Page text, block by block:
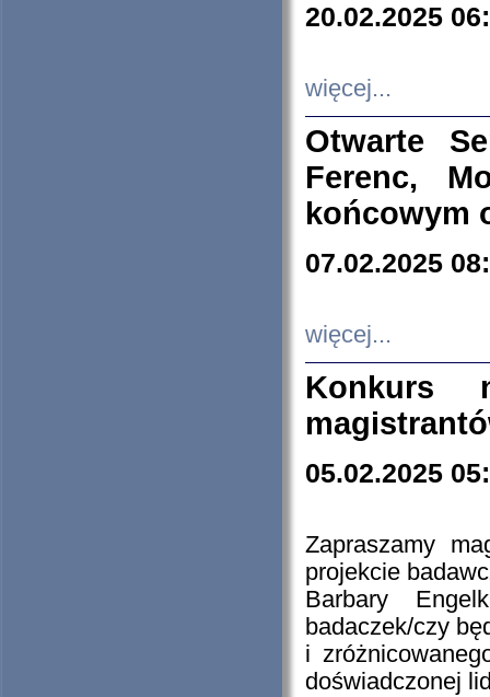
20.02.2025
więcej...
Otwarte
Ferenc,
końcowym
07.02.2025
więcej...
Konkurs
05.02.2025
Zapraszamy
projekcie
Barbary
badaczek/czy
i
doświadczonej